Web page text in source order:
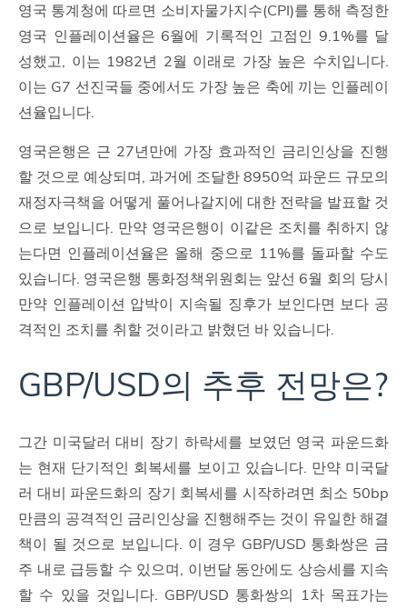
영국 통계청에 따르면 소비자물가지수(CPI)를 통해 측정한
영국 인플레이션율은 6월에 기록적인 고점인 9.1%를 달
성했고, 이는 1982년 2월 이래로 가장 높은 수치입니다.
이는 G7 선진국들 중에서도 가장 높은 축에 끼는 인플레이
션율입니다.
영국은행은 근 27년만에 가장 효과적인 금리인상을 진행
할 것으로 예상되며, 과거에 조달한 8950억 파운드 규모의
재정자극책을 어떻게 풀어나갈지에 대한 전략을 발표할 것
으로 보입니다. 만약 영국은행이 이같은 조치를 취하지 않
는다면 인플레이션율은 올해 중으로 11%를 돌파할 수도
있습니다. 영국은행 통화정책위원회는 앞선 6월 회의 당시
만약 인플레이션 압박이 지속될 징후가 보인다면 보다 공
격적인 조치를 취할 것이라고 밝혔던 바 있습니다.
GBP/USD의 추후 전망은?
그간 미국달러 대비 장기 하락세를 보였던 영국 파운드화
는 현재 단기적인 회복세를 보이고 있습니다. 만약 미국달
러 대비 파운드화의 장기 회복세를 시작하려면 최소 50bp
만큼의 공격적인 금리인상을 진행해주는 것이 유일한 해결
책이 될 것으로 보입니다. 이 경우 GBP/USD 통화쌍은 금
주 내로 급등할 수 있으며, 이번달 동안에도 상승세를 지속
할 수 있을 것입니다. GBP/USD 통화쌍의 1차 목표가는